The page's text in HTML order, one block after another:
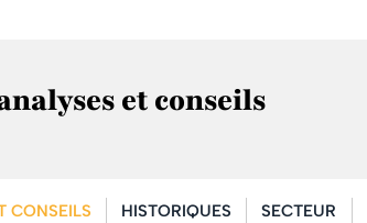
et conseils
CONSEILS HISTORIQUES SECTEUR